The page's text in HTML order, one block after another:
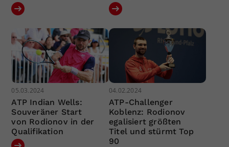
05.03.2024
ATP Indian Wells:
Souveräner Start
von Rodionov in der
Qualifikation
04.02.2024
ATP-Challenger
Koblenz: Rodionov
egalisiert größten
Titel und stürmt Top
90